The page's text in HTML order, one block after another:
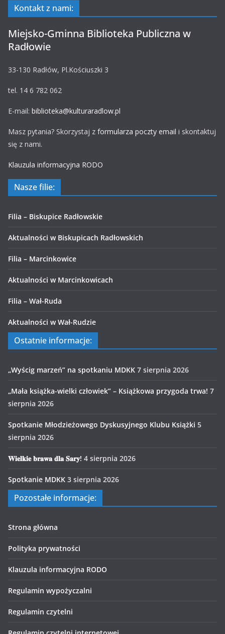
Kontakt z nami:
Miejsko-Gminna Biblioteka Publiczna w
Radłowie
33-130 Radłów, Pl.Kościuszki 3
tel. 14 6 782 062
E-mail: biblioteka@kulturaradlow.pl
Masz pytania? Skorzystaj z formularza poczty email i skontaktuj
się z nami.
Klauzula informacyjna RODO
Nasze filie:
Filia – Biskupice Radłowskie
Aktualności w Biskupicach Radłowskich
Filia – Marcinkowice
Aktualności w Marcinkowicach
Filia – Wał-Ruda
Aktualności w Wał-Rudzie
Ostatnie informacje:
„Wyścig marzeń” na spotkaniu MDKK 7 sierpnia 2026
„Mała książka-wielki człowiek” – Książkowa przygoda trwa! 7
sierpnia 2026
Spotkanie Młodzieżowego Dyskusyjnego Klubu Książki 5
sierpnia 2026
𝐖𝐢𝐞𝐥𝐤𝐢𝐞 𝐛𝐫𝐚𝐰𝐚 𝐝𝐥𝐚 𝐒𝐚𝐫𝐲! 4 sierpnia 2026
Spotkanie MDKK 3 sierpnia 2026
Pozostałe informacje:
Strona główna
Polityka prywatności
Klauzula informacyjna RODO
Regulamin wypożyczalni
Regulamin czytelni